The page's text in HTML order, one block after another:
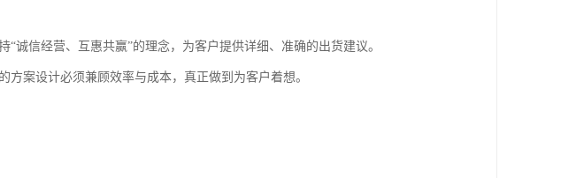
诚信经营、互惠共赢”的理念，为客户提供详细、准确的出货建议。
案设计必须兼顾效率与成本，真正做到为客户着想。